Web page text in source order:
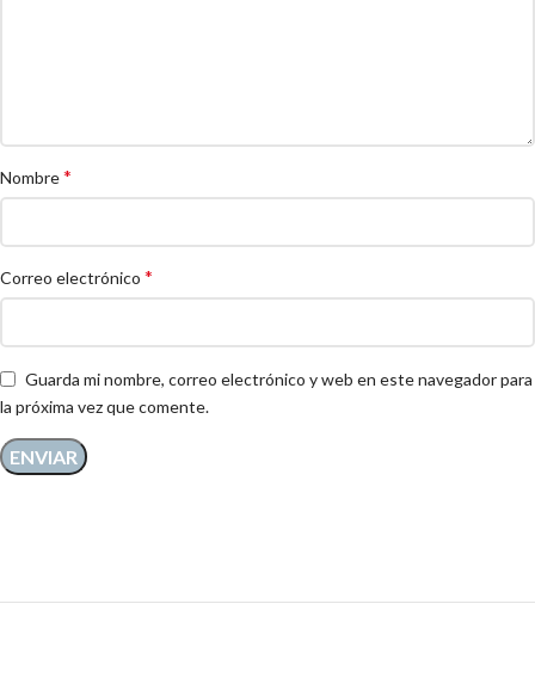
Nombre*
Correo electrónico *
Guarda mi nombre, correo electrónico y web en este navegador para
la próxima vez que comente.